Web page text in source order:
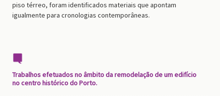
piso térreo, foram identificados materiais que apontam
igualmente para cronologias contemporâneas.
Trabalhos efetuados no âmbito da remodelação de um edifício
no centro histórico do Porto.